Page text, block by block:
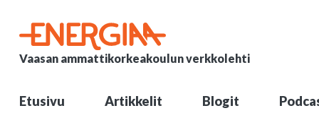
Vaasan ammattikorkeakoulun verkkolehti
Etusivu Artikkelit Blogit